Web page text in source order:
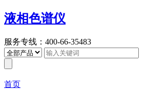
液相色谱仪
服务专线：400-66-35483
首页